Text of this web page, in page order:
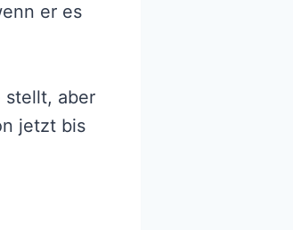
er es
stellt, aber
jetzt bis